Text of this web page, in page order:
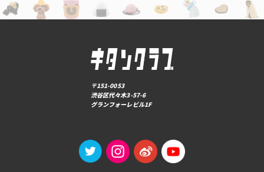
〒151-0053
渋谷区代々木3-57-6
グランフォーレビル1F